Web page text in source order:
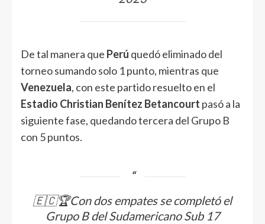
De tal manera que Perú quedó eliminado del
torneo sumando solo 1 punto, mientras que
Venezuela, con este partido resuelto en el
Estadio Christian Benítez Betancourt pasó a la
siguiente fase, quedando tercera del Grupo B
con 5 puntos.
🇪🇨🏆Con dos empates se completó el
Grupo B del Sudamericano Sub 17